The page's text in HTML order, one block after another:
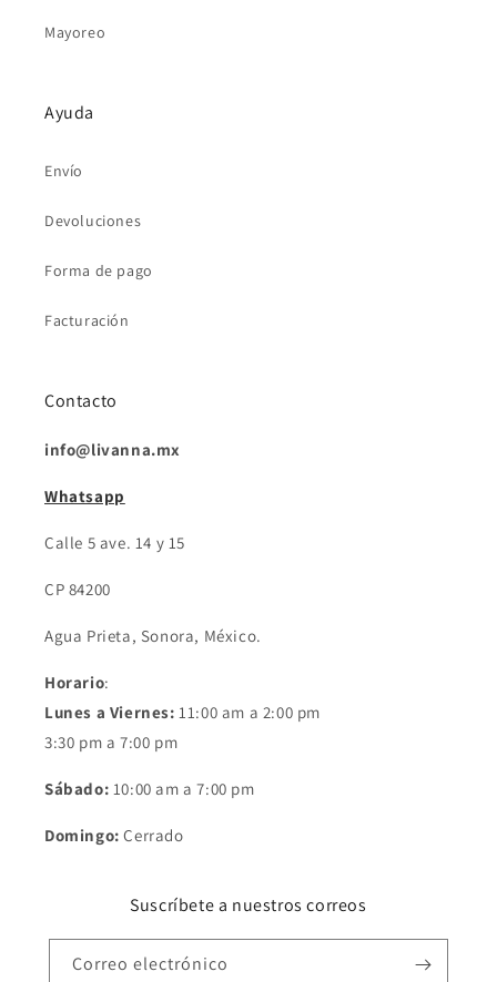
Mayoreo
Ayuda
Envío
Devoluciones
Forma de pago
Facturación
Contacto
info@livanna.mx
Whatsapp
Calle 5 ave. 14 y 15
CP 84200
Agua Prieta, Sonora, México.
Horario:
Lunes a Viernes: 11:00 am a 2:00 pm
3:30 pm a 7:00 pm
Sábado: 10:00 am a 7:00 pm
Domingo: Cerrado
Suscríbete a nuestros correos
Correo electrónico